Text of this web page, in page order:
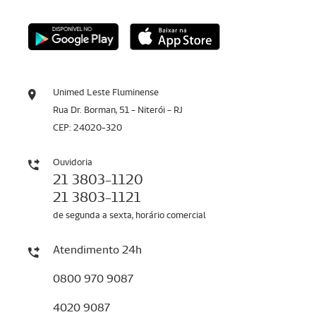
Unimed Leste Fluminense
Rua Dr. Borman, 51 - Niterói - RJ
CEP: 24020-320
Ouvidoria
21 3803-1120
21 3803-1121
de segunda a sexta, horário comercial
Atendimento 24h
0800 970 9087
4020 9087